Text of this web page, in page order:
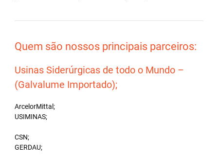
Quem são nossos principais parceiros:
Usinas Siderúrgicas de todo o Mundo –
(Galvalume Importado);
ArcelorMittal;
USIMINAS;
CSN;
GERDAU;